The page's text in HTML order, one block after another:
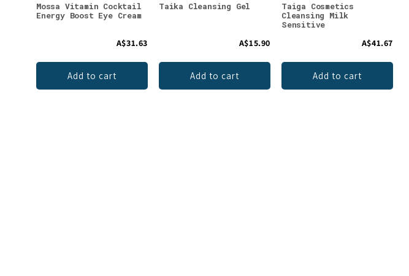
Mossa Vitamin Cocktail
Energy Boost Eye Cream
A$31.63
Add to cart
Taika Cleansing Gel
A$15.90
Add to cart
Taiga Cosmetics
Cleansing Milk
Sensitive
A$41.67
Add to cart